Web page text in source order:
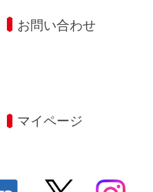
お問い合わせ
マイページ